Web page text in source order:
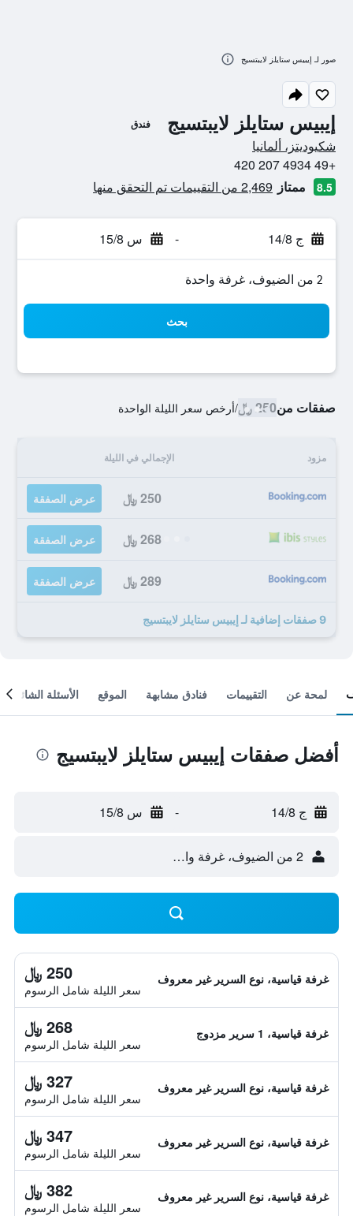
إيبيس ستايلز لايبتسيج فندق
0 نجمة
شكيوديتز، ألمانيا
+49 4934 207 420
8.5 ممتاز 2,469 من التقييمات تم التحقق منها
ج 14/8 - س 15/8
2 من الضيوف، غرفة واحدة
بحث
صفقات من250 ﷼ /أرخص سعر الليلة الواحدة
مزود الإجمالي في الليلة
250 ﷼ عرض الصفقة
268 ﷼ عرض الصفقة
289 ﷼ عرض الصفقة
9 صفقات إضافية لـ إيبيس ستايلز لايبتسيج
صور لـ إيبيس ستايلز لايبتسيج
لمحة عن التقييمات فنادق مشابهة الموقع الأسئلة الشائعة
أفضل صفقات إيبيس ستايلز لايبتسيج
ج 14/8 - س 15/8
2 من الضيوف، غرفة واحدة
غرفة قياسية، نوع السرير غير معروف 250 ﷼
سعر الليلة شامل الرسوم
غرفة قياسية، 1 سرير مزدوج 268 ﷼
سعر الليلة شامل الرسوم
غرفة قياسية، نوع السرير غير معروف 327 ﷼
سعر الليلة شامل الرسوم
غرفة قياسية، نوع السرير غير معروف 347 ﷼
سعر الليلة شامل الرسوم
غرفة قياسية، نوع السرير غير معروف 382 ﷼
سعر الليلة شامل الرسوم